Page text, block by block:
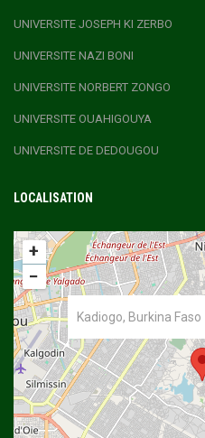
UNIVERSITE JOSEPH KI ZERBO
UNIVERSITE NAZI BONI
UNIVERSITE NORBERT ZONGO
UNIVERSITE OUAHIGOUYA
UNIVERSITE DE DEDOUGOU
LOCALISATION
Kadiogo, Burkina Faso
+
−